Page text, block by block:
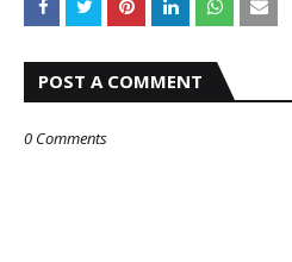
POST A COMMENT
0 Comments